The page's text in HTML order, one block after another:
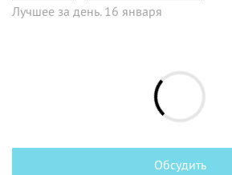
Лучшее за день. 16 января
Обсудить